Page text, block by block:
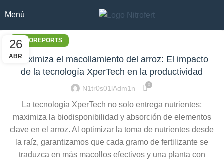
Menú
26
ABR
NITROREPORTS
Maximiza el macollamiento del arroz: El impacto
de la tecnología XperTech en la productividad
N1tr0s01lAdm1n 0
La tecnología XperTech no solo entrega nutrientes;
maximiza la biodisponibilidad y absorción de elementos
clave en el arroz. Al optimizar la toma de nutrientes desde
la raíz, garantizamos que cada gramo de fertilizante se
traduzca en más macollos efectivos y una planta con